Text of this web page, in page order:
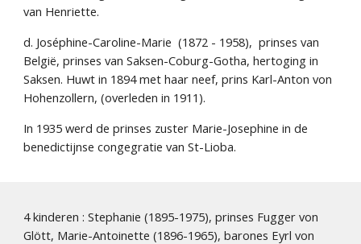
van Henriette.
d. Joséphine-Caroline-Marie  (1872 - 1958),  prinses van
België, prinses van Saksen-Coburg-Gotha, hertoging in
Saksen. Huwt in 1894 met haar neef, prins Karl-Anton von
Hohenzollern, (overleden in 1911).
In 1935 werd de prinses zuster Marie-Josephine in de
benedictijnse congegratie van St-Lioba.
4 kinderen : Stephanie (1895-1975), prinses Fugger von
Glött, Marie-Antoinette (1896-1965), barones Eyrl von